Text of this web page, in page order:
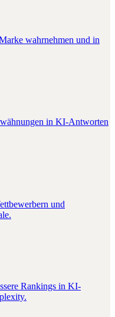
wahrnehmen und in
in KI-Antworten
und
Rankings in KI-